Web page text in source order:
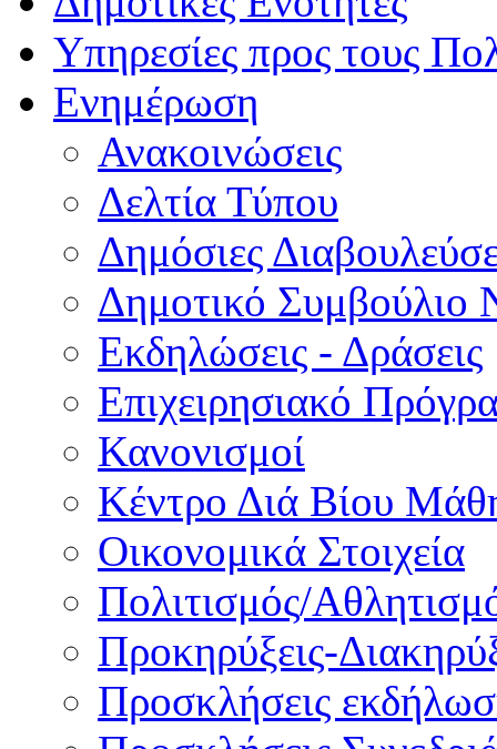
Υπηρεσίες προς τους
Ενημέρωση
Ανακοινώσεις
Δελτία Τύπου
Δημόσιες
Δημοτικό Συμβούλιο
Εκδηλώσεις - Δράσεις
Επιχειρησιακό
Κανονισμοί
Κέντρο Διά Βίου
Οικονομικά Στοιχεία
Πολιτισμός/
Προκηρύξεις-
Προσκλήσεις